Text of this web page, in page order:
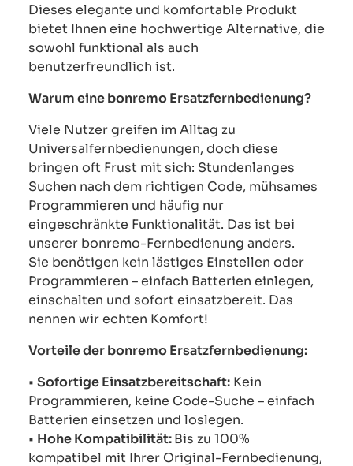
Dieses elegante und komfortable Produkt
bietet Ihnen eine hochwertige Alternative, die
sowohl funktional als auch
benutzerfreundlich ist.
Warum eine bonremo Ersatzfernbedienung?
Viele Nutzer greifen im Alltag zu
Universalfernbedienungen, doch diese
bringen oft Frust mit sich: Stundenlanges
Suchen nach dem richtigen Code, mühsames
Programmieren und häufig nur
eingeschränkte Funktionalität. Das ist bei
unserer bonremo-Fernbedienung anders.
Sie benötigen kein lästiges Einstellen oder
Programmieren – einfach Batterien einlegen,
einschalten und sofort einsatzbereit. Das
nennen wir echten Komfort!
Vorteile der bonremo Ersatzfernbedienung:
• Sofortige Einsatzbereitschaft: Kein
Programmieren, keine Code-Suche – einfach
Batterien einsetzen und loslegen.
• Hohe Kompatibilität:Bis zu 100%
kompatibel mit Ihrer Original-Fernbedienung,